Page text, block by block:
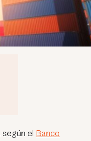
según el Banco